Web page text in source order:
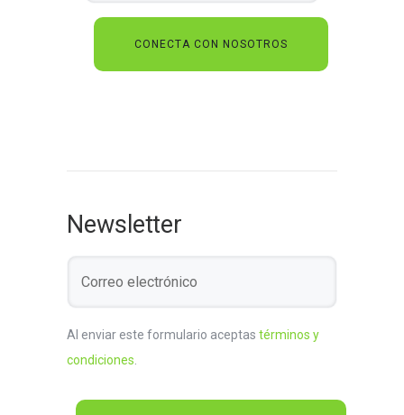
Newsletter
Al enviar este formulario aceptas términos y
condiciones